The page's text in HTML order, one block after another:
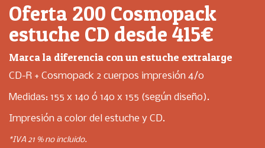
Oferta 200 Cosmopack
estuche CD desde 415€
Marca la diferencia con un estuche extralarge
CD-R + Cosmopack 2 cuerpos impresión 4/0
Medidas: 155 x 140 ó 140 x 155 (según diseño).
Impresión a color del estuche y CD.
*IVA 21 % no incluido.